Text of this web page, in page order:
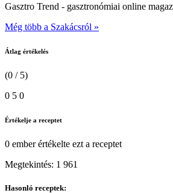
Gasztro Trend - gasztronómiai online
Még több a Szakácsról »
Átlag értékelés
(0 / 5)
0 5 0
Értékelje a receptet
0 emberértékelte ezt a receptet
Megtekintés: 1 961
Hasonló receptek: